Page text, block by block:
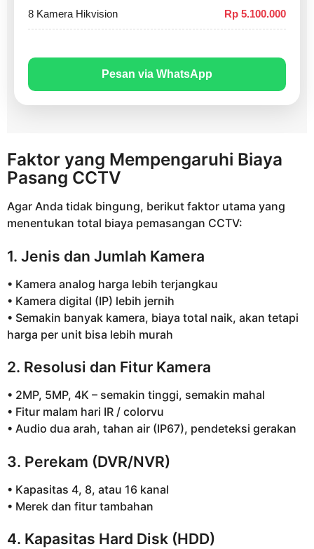
8 Kamera Hikvision Rp 5.100.000
Pesan via WhatsApp
Faktor yang Mempengaruhi Biaya
Pasang CCTV
Agar Anda tidak bingung, berikut faktor utama yang
menentukan total biaya pemasangan CCTV:
1. Jenis dan Jumlah Kamera
• Kamera analog harga lebih terjangkau
• Kamera digital (IP) lebih jernih
• Semakin banyak kamera, biaya total naik, akan tetapi
harga per unit bisa lebih murah
2. Resolusi dan Fitur Kamera
• 2MP, 5MP, 4K – semakin tinggi, semakin mahal
• Fitur malam hari IR / colorvu
• Audio dua arah, tahan air (IP67), pendeteksi gerakan
3. Perekam (DVR/NVR)
• Kapasitas 4, 8, atau 16 kanal
• Merek dan fitur tambahan
4. Kapasitas Hard Disk (HDD)